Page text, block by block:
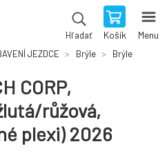
Hľadať Košík Menu
JEZDCE Brýle Brýle
CORP,
růžová,
plexi) 2026